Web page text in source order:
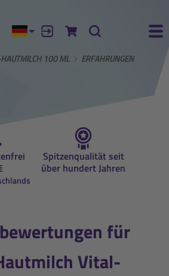
Aktuelle Sprache:
AnmeldenZum Warenkorb
Suche
HAUTMILCH 100 ML ERFAHRUNGEN
Spitzenqualität seit
über hundert Jahren
für
Vital-